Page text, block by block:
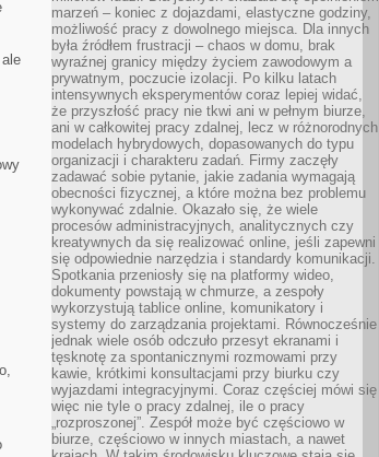
marzeń – koniec z dojazdami, elastyczne godziny,
możliwość pracy z dowolnego miejsca. Dla innych
była źródłem frustracji – chaos w domu, brak
wyraźnej granicy między życiem zawodowym a
prywatnym, poczucie izolacji. Po kilku latach
intensywnych eksperymentów coraz lepiej widać,
że przyszłość pracy nie tkwi ani w pełnym biurze,
ani w całkowitej pracy zdalnej, lecz w różnorodnych
modelach hybrydowych, dopasowanych do typu
organizacji i charakteru zadań. Firmy zaczęły
zadawać sobie pytanie, jakie zadania wymagają
obecności fizycznej, a które można bez problemu
wykonywać zdalnie. Okazało się, że wiele
procesów administracyjnych, analitycznych czy
kreatywnych da się realizować online, jeśli zapewni
się odpowiednie narzędzia i standardy komunikacji.
Spotkania przeniosły się na platformy wideo,
dokumenty powstają w chmurze, a zespoły
wykorzystują tablice online, komunikatory i
systemy do zarządzania projektami. Równocześnie
jednak wiele osób odczuło przesyt ekranami i
tęsknotę za spontanicznymi rozmowami przy
kawie, krótkimi konsultacjami przy biurku czy
wyjazdami integracyjnymi. Coraz częściej mówi się
więc nie tyle o pracy zdalnej, ile o pracy
„rozproszonej”. Zespół może być częściowo w
biurze, częściowo w innych miastach, a nawet